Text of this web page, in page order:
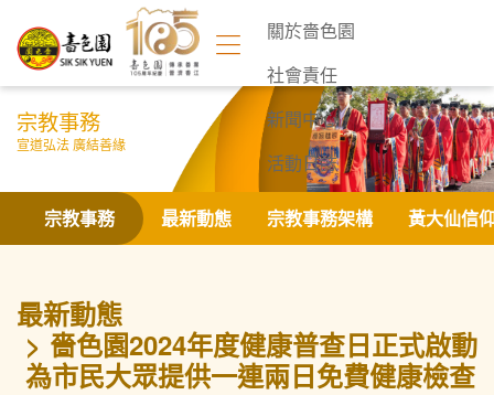
關於嗇色園
社會責任
新聞中心
活動日誌
聯絡我們
宗教事務
宣道弘法 廣結善緣
宗教事務 最新動態 宗教事務架構 黃大仙信
最新動態
嗇色園2024年度健康普查日正式啟動
為市民大眾提供一連兩日免費健康檢查